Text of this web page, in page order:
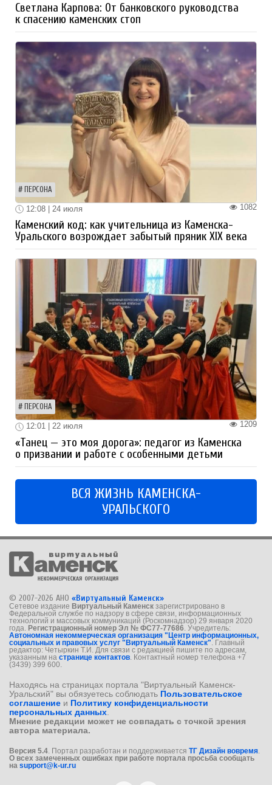
Светлана Карпова: От банковского руководства
к спасению каменских стоп
ПЕРСОНА
1082
12:08 | 24 июля
Каменский код: как учительница из Каменска-
Уральского возрождает забытый пряник XIX века
ПЕРСОНА
1209
12:01 | 22 июля
«Танец — это моя дорога»: педагог из Каменска
о призвании и работе с особенными детьми
ВСЯ ЖИЗНЬ КАМЕНСКА-
УРАЛЬСКОГО
© 2007-2026 АНО «Виртуальный Каменск»
Сетевое издание Виртуальный Каменск зарегистрировано в
Федеральной службе по надзору в сфере связи, информационных
технологий и массовых коммуникаций (Роскомнадзор) 29 января 2020
года. Регистрационный номер Эл № ФС77-77686 . Учредитель:
Автономная некоммерческая организация "Центр информационных,
социальных и правовых услуг "Виртуальный Каменск" . Главный
редактор: Четыркин Т.И. Для связи с редакцией пишите по адресам,
указанным на странице контактов . Контактный номер телефона +7
(3439) 399 600.
Находясь на страницах портала "Виртуальный Каменск-
Уральский" вы обязуетесь соблюдать Пользовательское
соглашение и Политику конфиденциальности
персональных данных
Мнение редакции может не совпадать с точкой зрения
автора материала.
Версия 5.4 . Портал разработан и поддерживается ТГ Дизайн вовремя
О всех замеченных ошибках при работе портала просьба сообщать
на support@k-ur.ru